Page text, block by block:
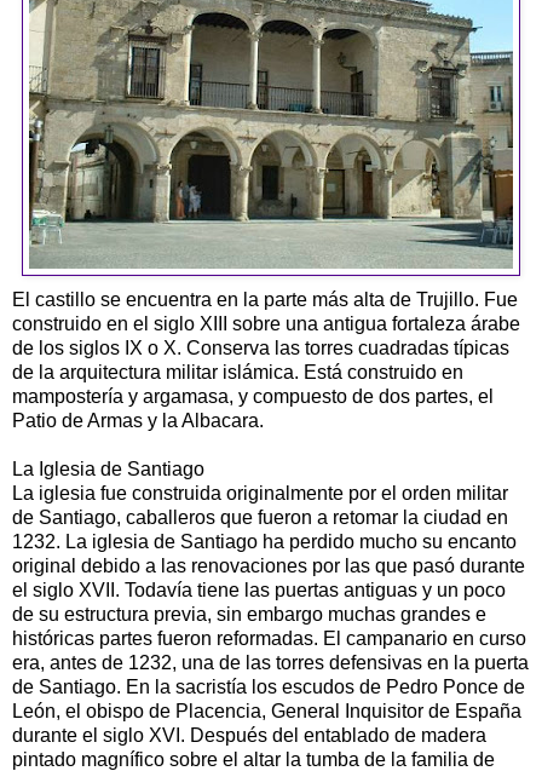
El castillo se encuentra en la parte más alta de Trujillo. Fue
construido en el siglo XIII sobre una antigua fortaleza árabe
de los siglos IX o X. Conserva las torres cuadradas típicas
de la arquitectura militar islámica. Está construido en
mampostería y argamasa, y compuesto de dos partes, el
Patio de Armas y la Albacara.
La Iglesia de Santiago
La iglesia fue construida originalmente por el orden militar
de Santiago, caballeros que fueron a retomar la ciudad en
1232. La iglesia de Santiago ha perdido mucho su encanto
original debido a las renovaciones por las que pasó durante
el siglo XVII. Todavía tiene las puertas antiguas y un poco
de su estructura previa, sin embargo muchas grandes e
históricas partes fueron reformadas. El campanario en curso
era, antes de 1232, una de las torres defensivas en la puerta
de Santiago. En la sacristía los escudos de Pedro Ponce de
León, el obispo de Placencia, General Inquisitor de España
durante el siglo XVI. Después del entablado de madera
pintado magnífico sobre el altar la tumba de la familia de